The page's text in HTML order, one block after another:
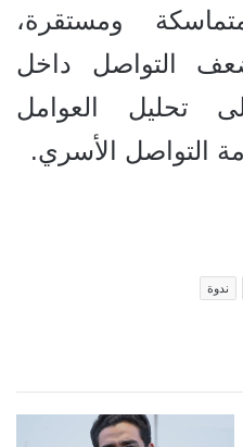
ومستقرة،
التواصل داخل
تحليل العوامل
التواصل الأسري.
ندوة